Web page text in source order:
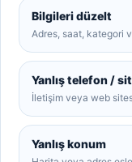
Bilgileri düzelt
Adres, saat, kategori
Yanlış telefon /
İletişim veya web
Yanlış konum